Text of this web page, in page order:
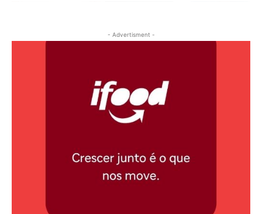
- Advertisment -